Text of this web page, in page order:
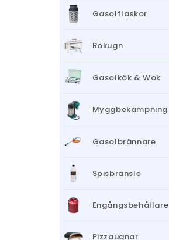
Gasolflaskor
Rökugn
Gasolkök & Wok
Myggbekämpning
Gasolbrännare
Spisbränsle
Engångsbehållare
Pizzaugnar